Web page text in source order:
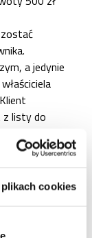
cookies
a jedynie
z listy do
w
przyciskiem
w